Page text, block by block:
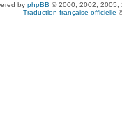
by phpBB © 2000, 2002, 2005,
Traduction française officielle